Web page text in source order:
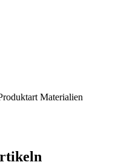
Materialien